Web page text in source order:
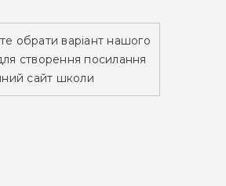
обрати варіант нашого
створення посилання
сайт школи